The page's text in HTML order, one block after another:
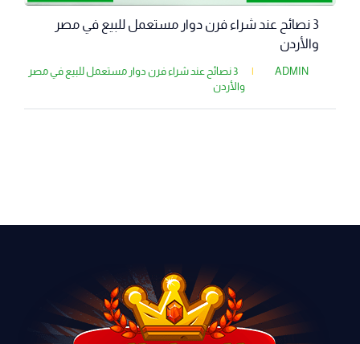
3 نصائح عند شراء فرن دوار مستعمل للبيع في مصر
والأردن
ADMIN
3 نصائح عند شراء فرن دوار مستعمل للبيع في مصر
والأردن